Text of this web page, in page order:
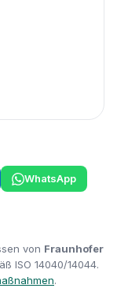
WhatsApp
von Fraunhofer
ISO 14040/14044.
.